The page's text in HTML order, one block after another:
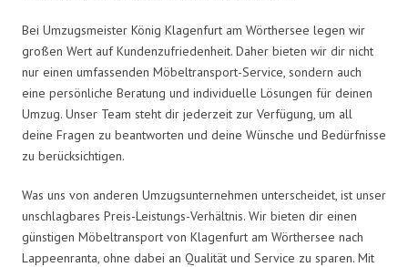
Bei Umzugsmeister König Klagenfurt am Wörthersee legen wir
großen Wert auf Kundenzufriedenheit. Daher bieten wir dir nicht
nur einen umfassenden Möbeltransport-Service, sondern auch
eine persönliche Beratung und individuelle Lösungen für deinen
Umzug. Unser Team steht dir jederzeit zur Verfügung, um all
deine Fragen zu beantworten und deine Wünsche und Bedürfnisse
zu berücksichtigen.
Was uns von anderen Umzugsunternehmen unterscheidet, ist unser
unschlagbares Preis-Leistungs-Verhältnis. Wir bieten dir einen
günstigen Möbeltransport von Klagenfurt am Wörthersee nach
Lappeenranta, ohne dabei an Qualität und Service zu sparen. Mit